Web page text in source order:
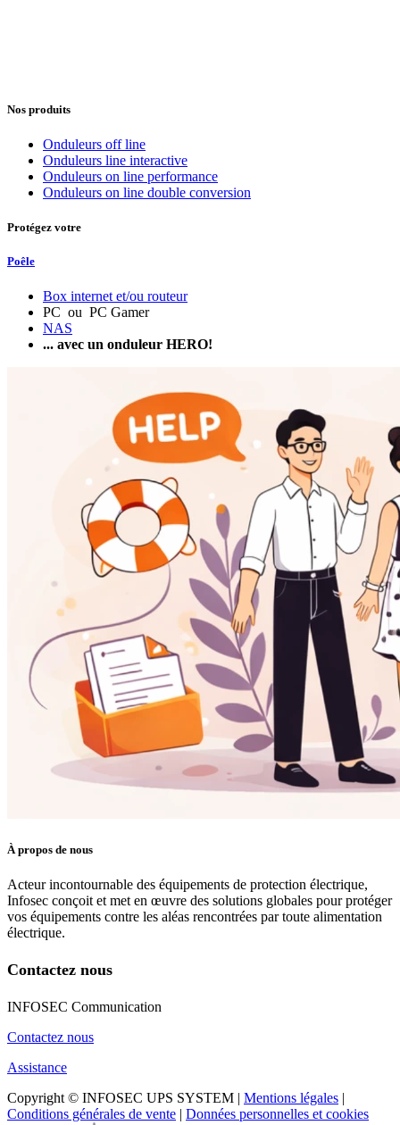
Nos produits
Onduleurs off line
Onduleurs line interactive
Onduleurs on line performance
Onduleurs on line double conversion
Protégez votre
Poêle
Box internet et/ou routeur
PC ou PC Gamer
NAS
... avec un onduleur HERO!
À propos de nous
Acteur incontournable des équipements de protection électrique,
Infosec conçoit et met en œuvre des solutions globales pour protéger
vos équipements contre les aléas rencontrées par toute alimentation
électrique.
Contactez nous
INFOSEC Communication
Contactez nous
Assistance
Copyright © INFOSEC UPS SYSTEM | Mentions légales |
Conditions générales de vente | Données personnelles et cookies